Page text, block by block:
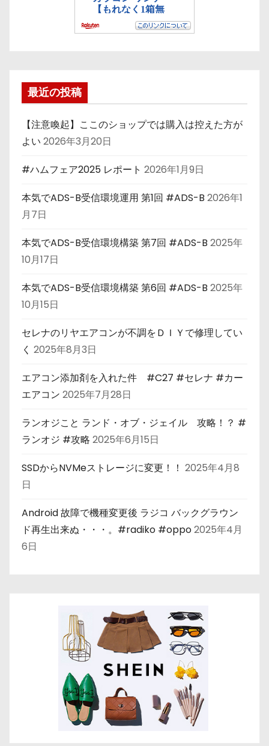
最近の投稿
【注意喚起】ここのショップでは購入は控えた方が
よい 2026年3月20日
#ハムフェア2025 レポート 2026年1月9日
本気でADS-B受信環境運用 第1回 #ADS-B 2026年1
月7日
本気でADS-B受信環境構築 第7回 #ADS-B 2025年
10月17日
本気でADS-B受信環境構築 第6回 #ADS-B 2025年
10月15日
セレナのリヤエアコンが不調をＤＩＹで修理してい
く 2025年8月3日
エアコン添加剤を入れた件 #C27 #セレナ #カー
エアコン 2025年7月28日
ランオジこと ランド・オブ・ジェイル 攻略！？ #
ランオジ #攻略 2025年6月15日
SSDからNVMeストレージに変更！！ 2025年4月8
日
Android 故障で機種変更後 ラジコ バックグラウン
ド再生出来ぬ・・・。#radiko #oppo2025年4月
6日